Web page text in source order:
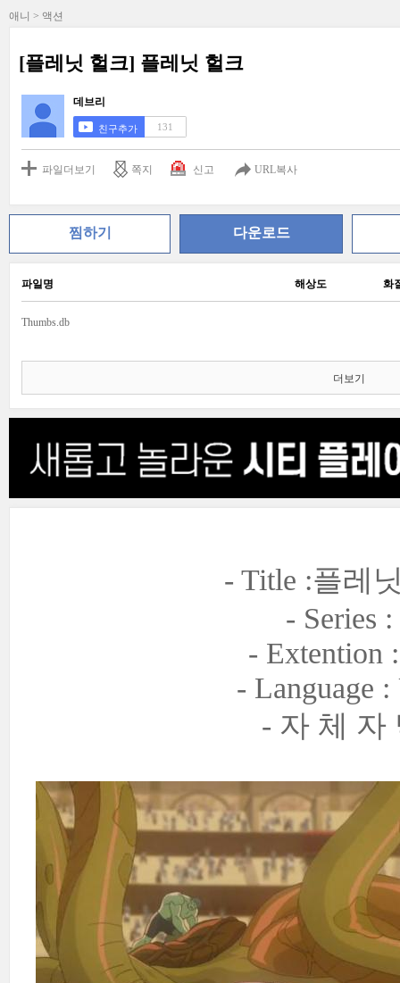
애니 > 액션
[플레닛 헐크] 플레닛 헐크
데브리
친구추가 131
파일더보기 쪽지 신고 URL복사
찜하기 다운로드
파일명 해상도 화
Thumbs.db
더보기
- Title :플레
- Series
- Extention
- Language
- 자 체 자